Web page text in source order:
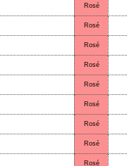
Rosé
Rosé
Rosé
Rosé
Rosé
Rosé
Rosé
Rosé
Rosé